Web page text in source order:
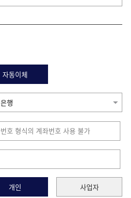
자동이체
개인 사업자